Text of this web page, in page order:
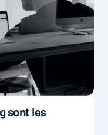
sont les